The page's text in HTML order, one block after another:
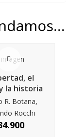
el
la historia
R. Botana,
Rocchi